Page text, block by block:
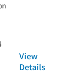
View
Details